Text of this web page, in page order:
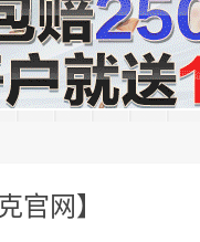
官网】